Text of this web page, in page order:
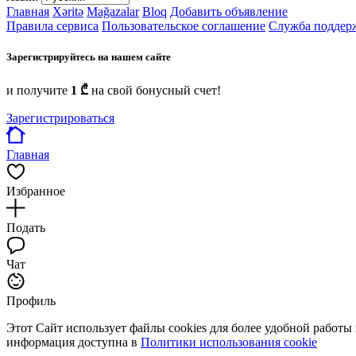
Главная Xəritə Mağazalar Bloq Добавить объявление
Правила сервиса Пользовательское соглашение Служба
Зарегистрируйтесь на нашем сайте
и получите 1 ₾ на свой бонусный счет!
Зарегистрироваться
Главная
Избранное
Подать
Чат
Профиль
Этот Сайт использует файлы cookies для более удобной
информация доступна в Политики использования cookie